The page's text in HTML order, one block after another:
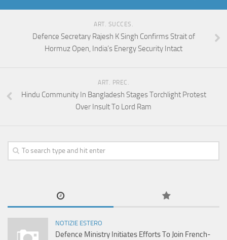
ART. SUCCES.
Defence Secretary Rajesh K Singh Confirms Strait of
Hormuz Open, India’s Energy Security Intact
ART. PREC.
Hindu Community In Bangladesh Stages Torchlight Protest
Over Insult To Lord Ram
NOTIZIE ESTERO
Defence Ministry Initiates Efforts To Join French-